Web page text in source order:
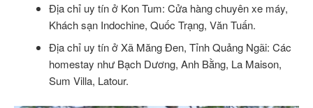
Địa chỉ uy tín ở Kon Tum: Cửa hàng chuyên xe máy,
Khách sạn Indochine, Quốc Trạng, Văn Tuấn.
Địa chỉ uy tín ở Xã Măng Đen, Tỉnh Quảng Ngãi: Các
homestay như Bạch Dương, Anh Bằng, La Maison,
Sum Villa, Latour.